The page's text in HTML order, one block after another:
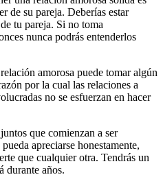
de su pareja. Deberías estar
tu pareja. Si no toma
nunca podrás entenderlos
amorosa puede tomar algún
por la cual las relaciones a
no se esfuerzan en hacer
que comienzan a ser
apreciarse honestamente,
que cualquier otra. Tendrás un
durante años.